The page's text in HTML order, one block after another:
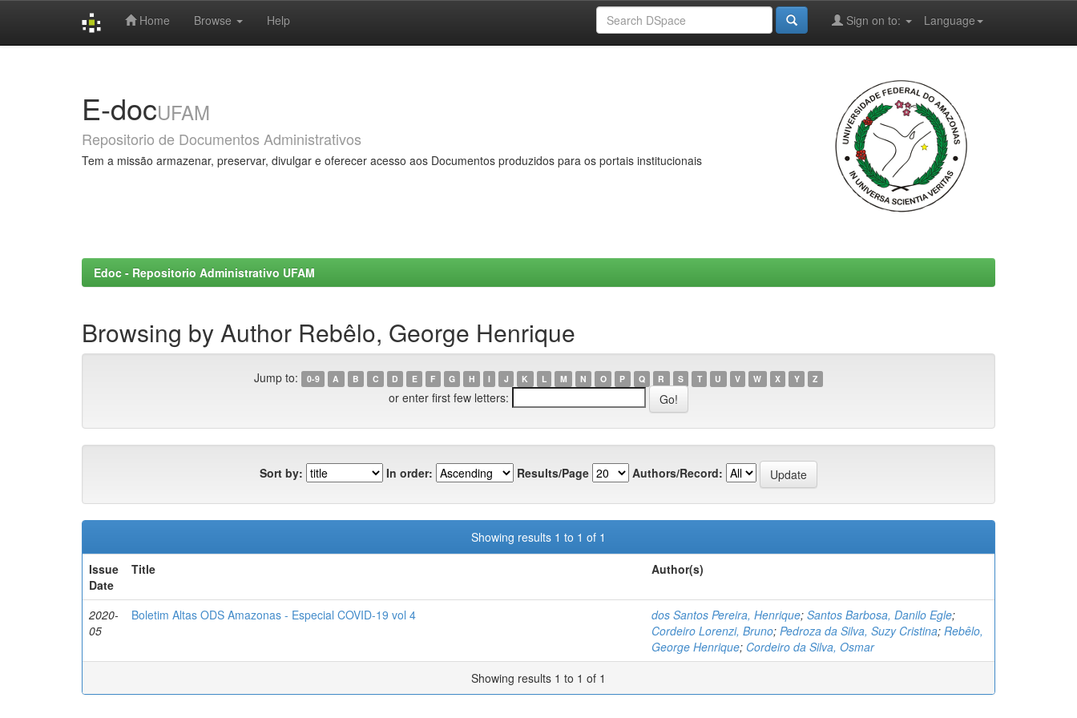
Home Browse Help Language
Sign on to:
E-docUFAM
Repositorio de Documentos Administrativos
Tem a missão armazenar, preservar, divulgar e oferecer acesso aos Documentos produzidos para os portais institucionais
Edoc - Repositorio Administrativo UFAM
Browsing by Author Rebêlo, George Henrique
Jump to: 0-9 A B C D E F G H I J K L M N O P Q R S T U V W X Y Z
or enter first few letters:
Sort by: In order: Results/Page Authors/Record:
Showing results 1 to 1 of 1
Issue
Date
Title Author(s)
2020-
05
Boletim Altas ODS Amazonas - Especial COVID-19 vol 4 dos Santos Pereira, Henrique; Santos Barbosa, Danilo Egle;
Cordeiro Lorenzi, Bruno; Pedroza da Silva, Suzy Cristina; Rebêlo,
George Henrique; Cordeiro da Silva, Osmar
Showing results 1 to 1 of 1